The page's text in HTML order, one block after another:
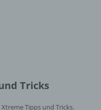
Tricks
Tipps und Tricks.